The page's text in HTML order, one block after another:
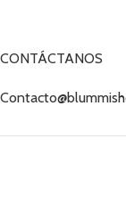
CONTÁCTANOS